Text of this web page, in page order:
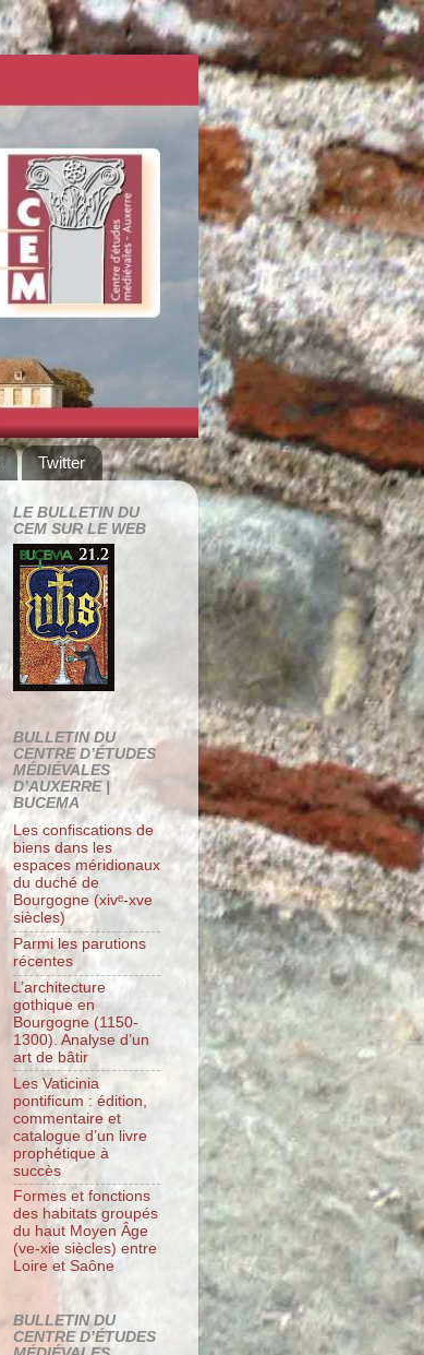
Twitter
LE BULLETIN DU
CEM SUR LE WEB
BULLETIN DU
CENTRE D’ÉTUDES
MÉDIÉVALES
D’AUXERRE |
BUCEMA
Les confiscations de
biens dans les
espaces méridionaux
du duché de
Bourgogne (xivᵉ-xve
siècles)
Parmi les parutions
récentes
L’architecture
gothique en
Bourgogne (1150-
1300). Analyse d’un
art de bâtir
Les Vaticinia
pontificum : édition,
commentaire et
catalogue d’un livre
prophétique à
succès
Formes et fonctions
des habitats groupés
du haut Moyen Âge
(ve-xie siècles) entre
Loire et Saône
BULLETIN DU
CENTRE D’ÉTUDES